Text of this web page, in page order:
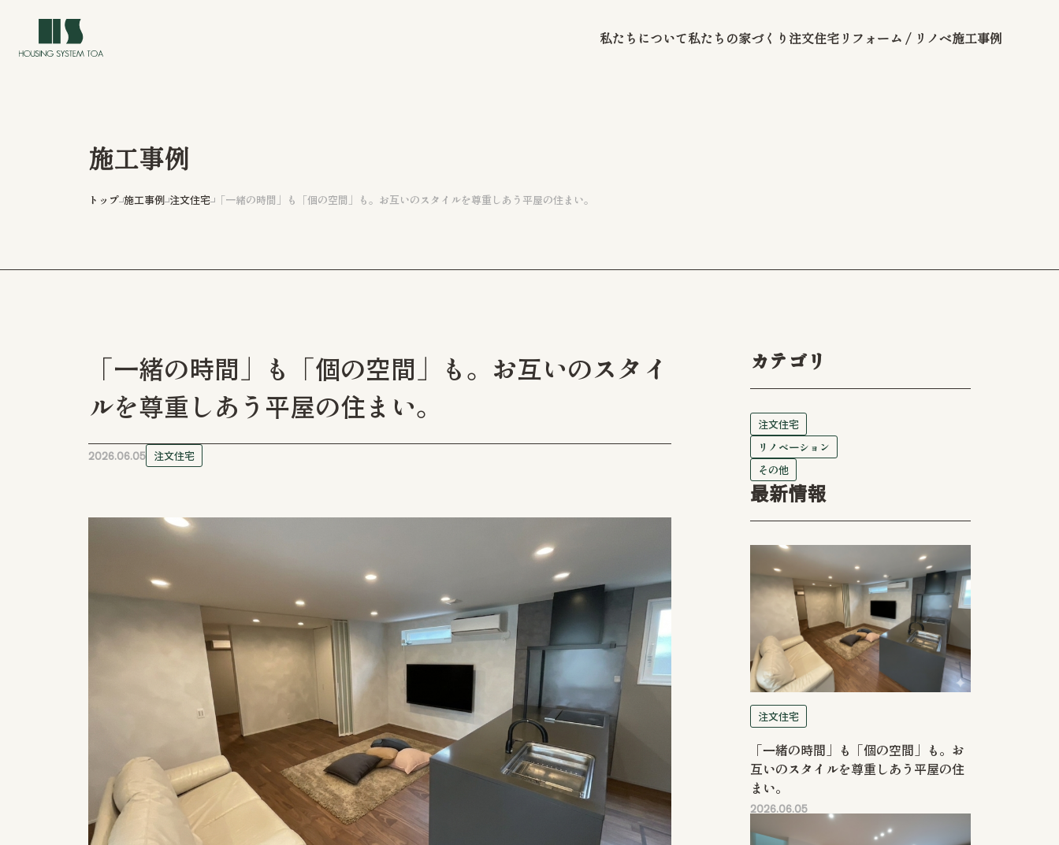
私たちについて私たちの家づくり 注文住宅 リフォーム / リノベ施工事例
本社
新潟県長岡市新組町 2430-11
新潟事業所
新潟県新潟市江南区亀田向陽 1-1-17
リフォーム / リノベーションなら
ハウジングシステム・トーア
施工事例
トップ 施工事例 注文住宅 「一緒の時間」も「個の空間」も。お互いのスタイルを尊重しあう平屋の住まい。
「一緒の時間」も「個の空間」も。お互いのスタイ
ルを尊重しあう平屋の住まい。
2026.06.05 注文住宅
カテゴリ
注文住宅
リノベーション
その他
最新情報
注文住宅
「一緒の時間」も「個の空間」も。お
互いのスタイルを尊重しあう平屋の住
まい。
2026.06.05